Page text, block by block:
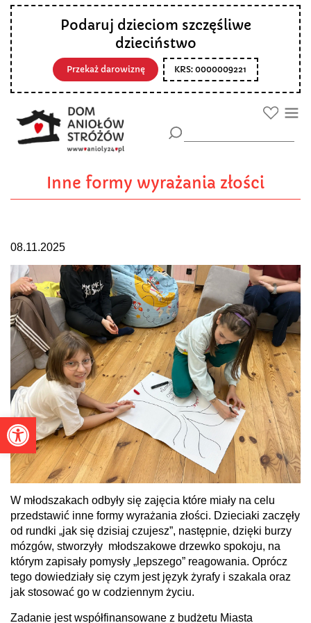
Otwórz pasek narzędzi
Podaruj dzieciom szczęśliwe
dzieciństwo
Przekaż darowiznę KRS: 0000009221
Inne formy wyrażania złości
08.11.2025
W młodszakach odbyły się zajęcia które miały na celu
przedstawić inne formy wyrażania złości. Dzieciaki zaczęły
od rundki „jak się dzisiaj czujesz”, następnie, dzięki burzy
mózgów, stworzyły młodszakowe drzewko spokoju, na
którym zapisały pomysły „lepszego” reagowania. Oprócz
tego dowiedziały się czym jest język żyrafy i szakala oraz
jak stosować go w codziennym życiu.
Zadanie jest współfinansowane z budżetu Miasta